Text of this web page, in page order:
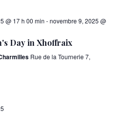
@ 17 h 00 min -novembre 9, 2025 @
Day in Xhoffraix
Rue de la Tournerie 7,